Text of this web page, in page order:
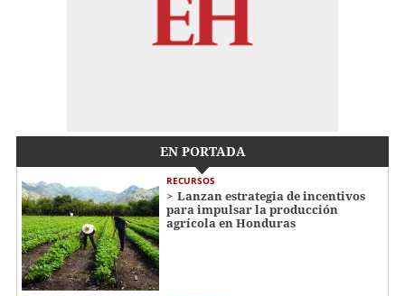
EN PORTADA
RECURSOS
Lanzan estrategia de incentivos
para impulsar la producción
agrícola en Honduras